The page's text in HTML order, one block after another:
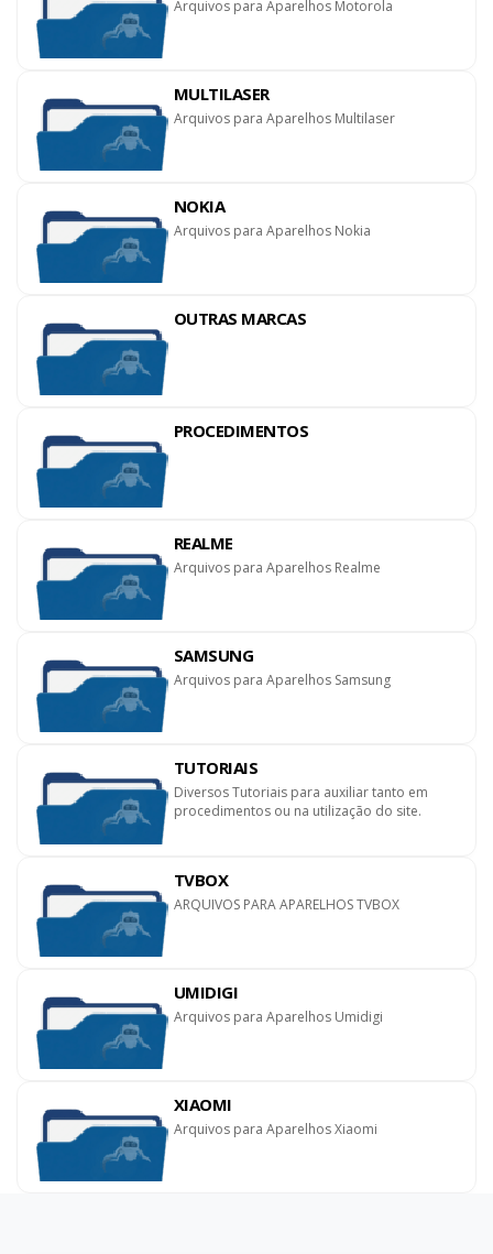
Arquivos para Aparelhos Motorola
MULTILASER
Arquivos para Aparelhos Multilaser
NOKIA
Arquivos para Aparelhos Nokia
OUTRAS MARCAS
PROCEDIMENTOS
REALME
Arquivos para Aparelhos Realme
SAMSUNG
Arquivos para Aparelhos Samsung
TUTORIAIS
Diversos Tutoriais para auxiliar tanto em
procedimentos ou na utilização do site.
TVBOX
ARQUIVOS PARA APARELHOS TVBOX
UMIDIGI
Arquivos para Aparelhos Umidigi
XIAOMI
Arquivos para Aparelhos Xiaomi